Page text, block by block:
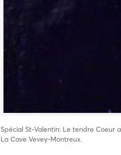
Spécial St-Valentin: Le tendre Coeur
La Cave Vevey-Montreux.